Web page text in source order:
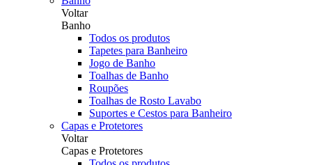
Voltar
Banho
Todos os produtos
Tapetes para Banheiro
Jogo de Banho
Toalhas de Banho
Roupões
Toalhas de Rosto Lavabo
Suportes e Cestos para Banheiro
Capas e Protetores
Voltar
Capas e Protetores